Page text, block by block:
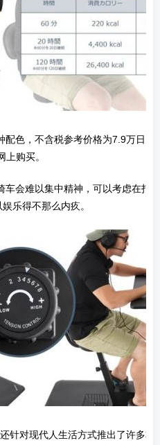
配色，不含税参考价格为7.9万日元
购买。
车会难以集中精神，可以考虑在打
乐得不那么内疚。
针对现代人生活方式推出了许多非